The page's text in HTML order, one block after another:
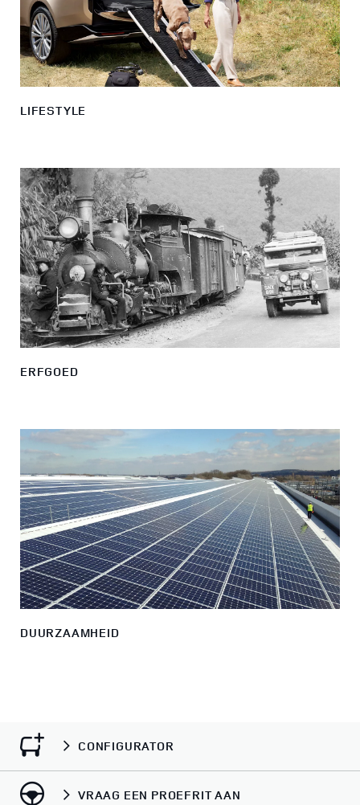
LIFESTYLE
ERFGOED
DUURZAAMHEID
CONFIGURATOR
VRAAG EEN PROEFRIT AAN